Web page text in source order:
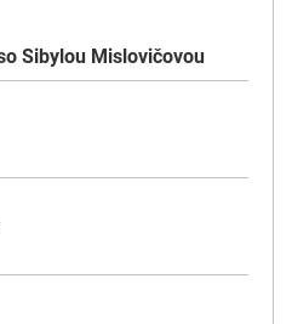
Sibylou Mislovičovou